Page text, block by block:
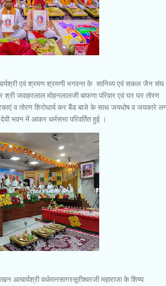
एवं श्रमण श्रमणी भगवन्त के सानिध्य एवं सकल जैन
जवाहरलाल मोहनलालजी बाफणा परिवार एवं घर घर तोरण
व तोरण शिरोधार्य कर बैंड बाजे के साथ जयधोष व जयकारे
भवन में आकर धर्मसभा परिवर्तित हुई ।
वर्धमानसागरसूरीश्वरजी महाराजा के शिष्य